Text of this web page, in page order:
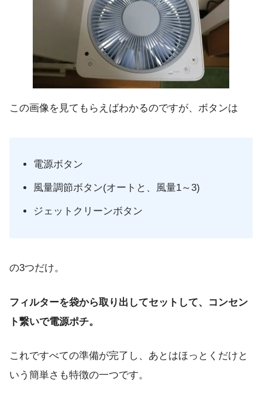
この画像を見てもらえばわかるのですが、ボタンは
電源ボタン
風量調節ボタン(オートと、風量1～3)
ジェットクリーンボタン
の3つだけ。
フィルターを袋から取り出してセットして、コンセン
ト繋いで電源ポチ。
これですべての準備が完了し、あとはほっとくだけと
いう簡単さも特徴の一つです。